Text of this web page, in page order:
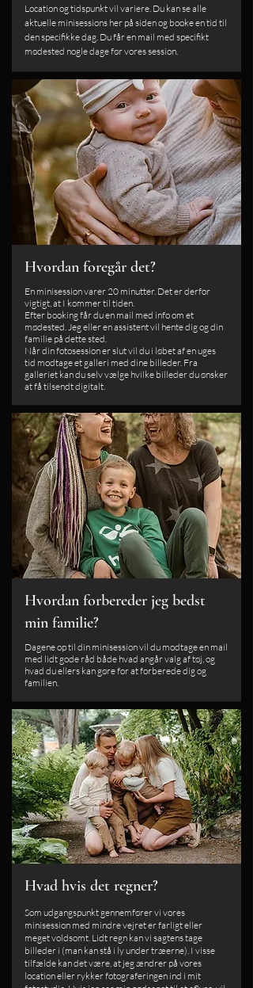
Location og tidspunkt vil variere. Du kan se alle
aktuelle minisessions her på siden og booke en tid til
den specifikke dag. Du får en mail med specifikt
mødested nogle dage før vores session.
Hvordan foregår det?
En minisession varer 20 minutter. Det er derfor
vigtigt, at I kommer til tiden.
Efter booking får du en mail med info om et
mødested. Jeg eller en assistent vil hente dig og din
familie på dette sted.
Når din fotosession er slut vil du i løbet af en uges
tid modtage et galleri med dine billeder. Fra
galleriet kan du selv vælge hvilke billeder du ønsker
at få tilsendt digitalt.
Hvordan forbereder jeg bedst
min familie?
Dagene op til din minisession vil du modtage en mail
med lidt gode råd både hvad angår valg af tøj, og
hvad du ellers kan gøre for at forberede dig og
familien.
Hvad hvis det regner?
Som udgangspunkt gennemfører vi vores
minisession med mindre vejret er farligt eller
meget voldsomt. Lidt regn kan vi sagtens tage
billeder i (man kan stå i ly under træerne). I visse
tilfælde kan det være, at jeg ændrer på vores
location eller rykker fotograferingen ind i mit